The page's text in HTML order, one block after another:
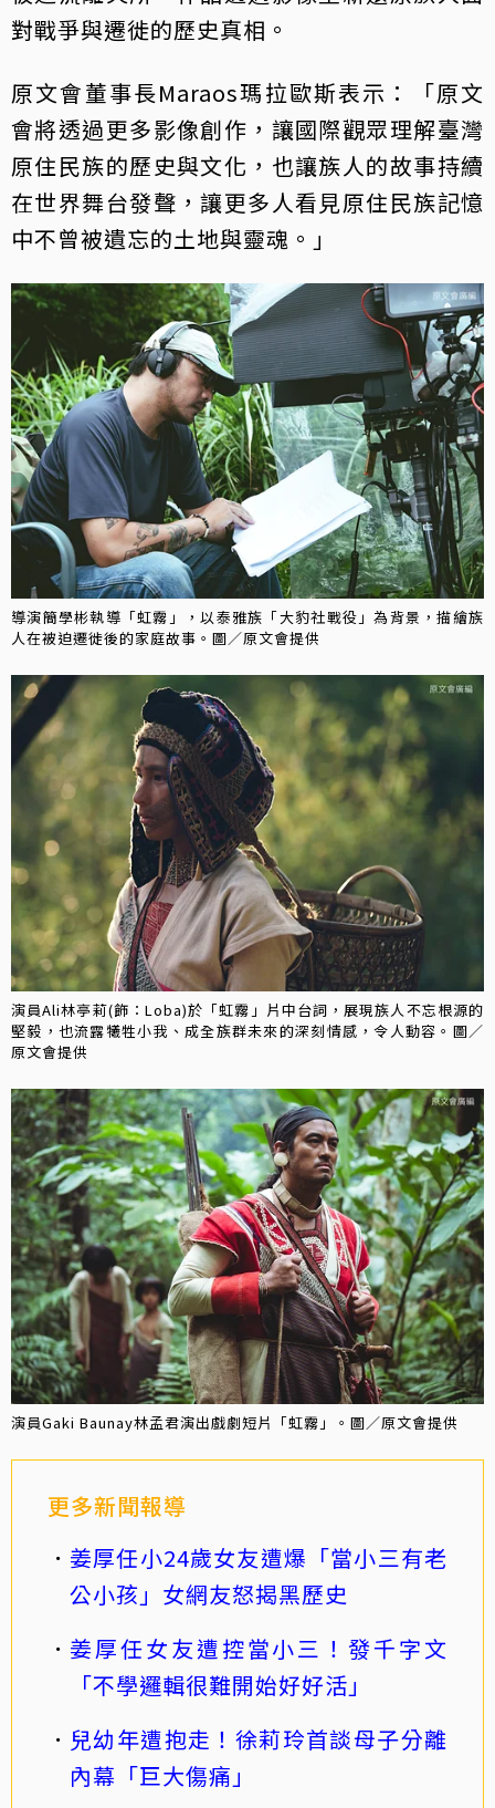
對戰爭與遷徙的歷史真相。
原文會董事長Maraos瑪拉歐斯表示：「原文
會將透過更多影像創作，讓國際觀眾理解臺灣
原住民族的歷史與文化，也讓族人的故事持續
在世界舞台發聲，讓更多人看見原住民族記憶
中不曾被遺忘的土地與靈魂。」
導演簡學彬執導「虹霧」，以泰雅族「大豹社戰役」為背景，描繪族
人在被迫遷徙後的家庭故事。圖／原文會提供
演員Ali林亭莉(飾：Loba)於「虹霧」片中台詞，展現族人不忘根源的
堅毅，也流露犧牲小我、成全族群未來的深刻情感，令人動容。圖／
原文會提供
演員Gaki Baunay林孟君演出戲劇短片「虹霧」。圖／原文會提供
更多新聞報導
姜厚任小24歲女友遭爆「當小三有老
公小孩」女網友怒揭黑歷史
姜厚任女友遭控當小三！發千字文
「不學邏輯很難開始好好活」
兒幼年遭抱走！徐莉玲首談母子分離
內幕「巨大傷痛」